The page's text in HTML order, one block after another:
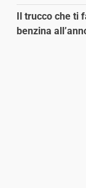
Il trucco che
benzina